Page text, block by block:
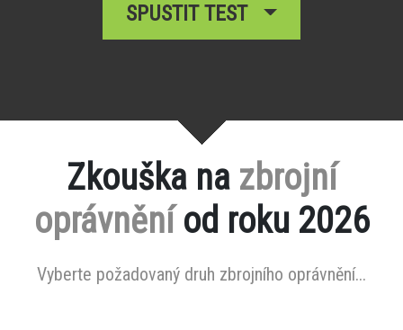
SPUSTIT TEST
Zkouška na zbrojní
oprávněníod roku 2026
Vyberte požadovaný druh zbrojního oprávnění...